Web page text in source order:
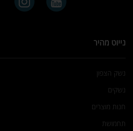
נייוט מהיר
נשק הצפון
נשקים
חנות מוצרים
תחמושת